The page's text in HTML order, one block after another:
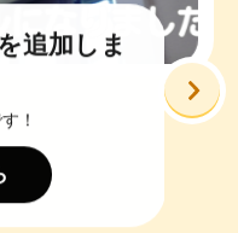
ジェクト
史
ジェクト